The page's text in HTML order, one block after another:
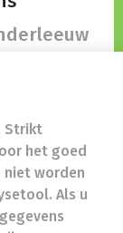
-
in België
Strikt
het goed
niet worden
Als u